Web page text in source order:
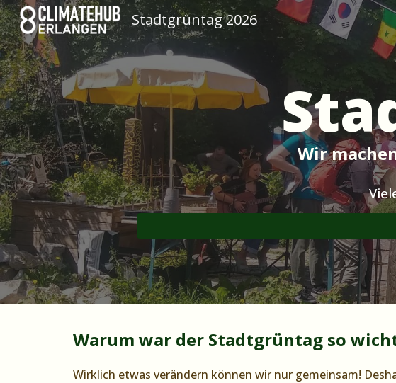
Skip to main
Stadtgrüntag 2026
Wir
Warum war der Stadtgrüntag so
Wirklich etwas verändern können wir nur gemeinsam!